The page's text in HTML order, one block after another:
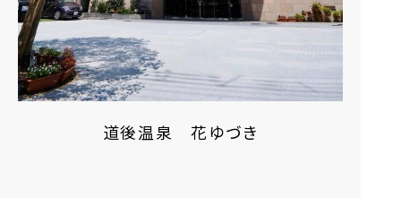
道後温泉 花ゆづき